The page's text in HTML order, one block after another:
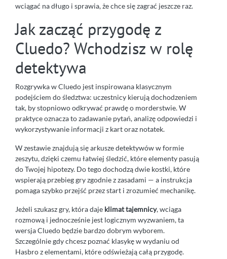
wciągać na długo i sprawia, że chce się zagrać jeszcze raz.
Jak zacząć przygodę z
Cluedo? Wchodzisz w rolę
detektywa
Rozgrywka w Cluedo jest inspirowana klasycznym
podejściem do śledztwa: uczestnicy kierują dochodzeniem
tak, by stopniowo odkrywać prawdę o morderstwie. W
praktyce oznacza to zadawanie pytań, analizę odpowiedzi i
wykorzystywanie informacji z kart oraz notatek.
W zestawie znajdują się arkusze detektywów w formie
zeszytu, dzięki czemu łatwiej śledzić, które elementy pasują
do Twojej hipotezy. Do tego dochodzą dwie kostki, które
wspierają przebieg gry zgodnie z zasadami — a instrukcja
pomaga szybko przejść przez start i zrozumieć mechanikę.
Jeżeli szukasz gry, która daje klimat tajemnicy, wciąga
rozmową i jednocześnie jest logicznym wyzwaniem, ta
wersja Cluedo będzie bardzo dobrym wyborem.
Szczególnie gdy chcesz poznać klasykę w wydaniu od
Hasbro z elementami, które odświeżają całą przygodę.